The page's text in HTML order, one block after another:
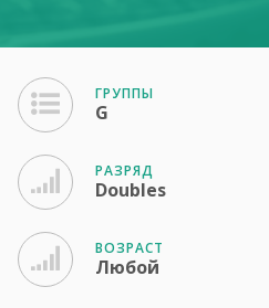
ГРУППЫ
G
РАЗРЯД
Doubles
ВОЗРАСТ
Любой